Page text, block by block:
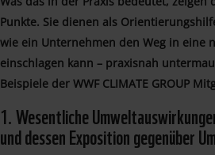
Punkte. Sie dienen als
wie ein Unternehmen den Weg in eine
einschlagen kann – praxisnah
Beispiele der WWF CLIMATE GROUP
1. Wesentliche
und dessen Exposition gegenüber